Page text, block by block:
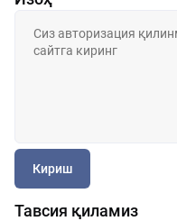
Кириш
Тавсия қиламиз